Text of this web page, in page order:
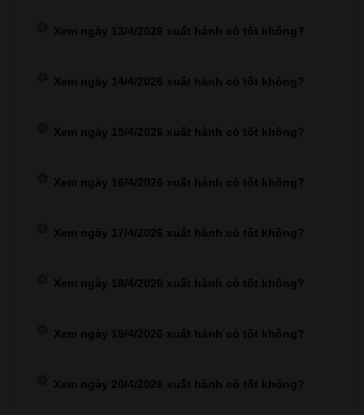
Xem ngày 13/4/2026 xuất hành có tốt không?
Xem ngày 14/4/2026 xuất hành có tốt không?
Xem ngày 15/4/2026 xuất hành có tốt không?
Xem ngày 16/4/2026 xuất hành có tốt không?
Xem ngày 17/4/2026 xuất hành có tốt không?
Xem ngày 18/4/2026 xuất hành có tốt không?
Xem ngày 19/4/2026 xuất hành có tốt không?
Xem ngày 20/4/2026 xuất hành có tốt không?